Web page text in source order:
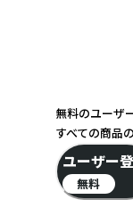
無料のユーザ
すべての商品
ユーザー
無料